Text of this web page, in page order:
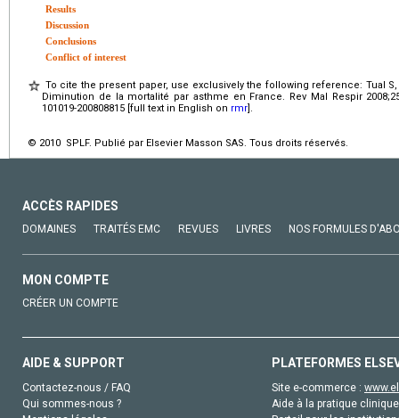
Results
Discussion
Conclusions
Conflict of interest
To cite the present paper, use exclusively the following reference: Tual
Diminution de la mortalité par asthme en France. Rev Mal Respir
101019-200808815 [full text in English on rmr ].
© 2010 SPLF. Publié par Elsevier Masson SAS. Tous droits réservés.
ACCÈS RAPIDES
DOMAINES TRAITÉS EMC REVUES LIVRES NOS FORMULES
MON COMPTE
CRÉER UN COMPTE
AIDE & SUPPORT
Contactez-nous / FAQ
Qui sommes-nous ?
PLATEFORMES
Site e-commerce :
Aide à la pratique